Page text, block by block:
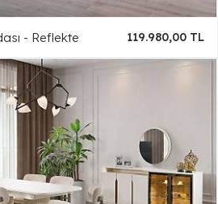
- Reflekte 119.980,00 TL